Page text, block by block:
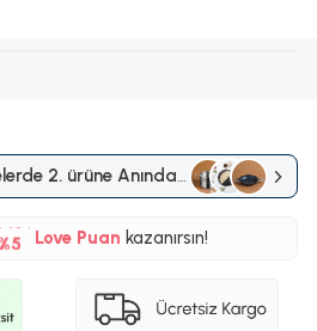
2. ürüne Anında
Love Puankazanırsın!